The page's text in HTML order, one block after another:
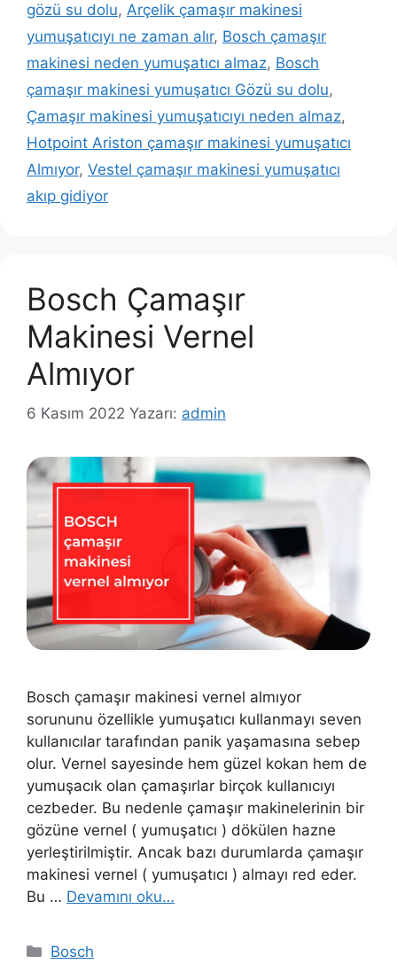
gözü su dolu, Arçelik çamaşır makinesi
yumuşatıcıyı ne zaman alır, Bosch çamaşır
makinesi neden yumuşatıcı almaz, Bosch
çamaşır makinesi yumuşatıcı Gözü su dolu,
Çamaşır makinesi yumuşatıcıyı neden almaz,
Hotpoint Ariston çamaşır makinesi yumuşatıcı
Almıyor, Vestel çamaşır makinesi yumuşatıcı
akıp gidiyor
Bosch Çamaşır
Makinesi Vernel
Almıyor
6 Kasım 2022 Yazarı: admin
Bosch çamaşır makinesi vernel almıyor
sorununu özellikle yumuşatıcı kullanmayı seven
kullanıcılar tarafından panik yaşamasına sebep
olur. Vernel sayesinde hem güzel kokan hem de
yumuşacık olan çamaşırlar birçok kullanıcıyı
cezbeder. Bu nedenle çamaşır makinelerinin bir
gözüne vernel ( yumuşatıcı ) dökülen hazne
yerleştirilmiştir. Ancak bazı durumlarda çamaşır
makinesi vernel ( yumuşatıcı ) almayı red eder.
Bu … Devamını oku…
Kategoriler
Bosch